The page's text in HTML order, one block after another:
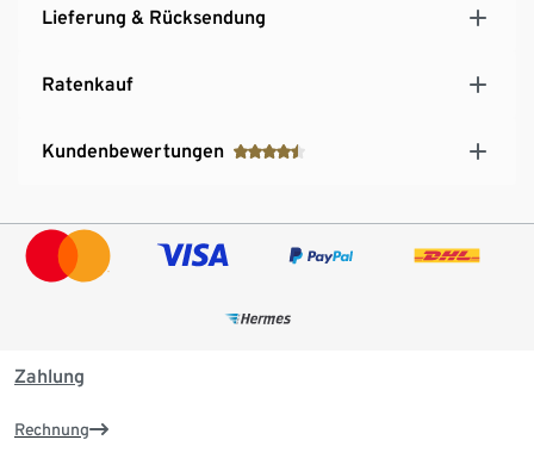
Lieferung & Rücksendung
Ratenkauf
Kundenbewertungen
Zahlung
Rechnung